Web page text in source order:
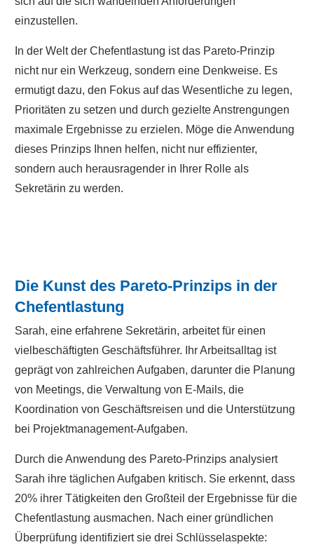
einzustellen.
In der Welt der Chefentlastung ist das Pareto-Prinzip
nicht nur ein Werkzeug, sondern eine Denkweise. Es
ermutigt dazu, den Fokus auf das Wesentliche zu legen,
Prioritäten zu setzen und durch gezielte Anstrengungen
maximale Ergebnisse zu erzielen. Möge die Anwendung
dieses Prinzips Ihnen helfen, nicht nur effizienter,
sondern auch herausragender in Ihrer Rolle als
Sekretärin zu werden.
Die Kunst des Pareto-Prinzips in der
Chefentlastung
Sarah, eine erfahrene Sekretärin, arbeitet für einen
vielbeschäftigten Geschäftsführer. Ihr Arbeitsalltag ist
geprägt von zahlreichen Aufgaben, darunter die Planung
von Meetings, die Verwaltung von E-Mails, die
Koordination von Geschäftsreisen und die Unterstützung
bei Projektmanagement-Aufgaben.
Durch die Anwendung des Pareto-Prinzips analysiert
Sarah ihre täglichen Aufgaben kritisch. Sie erkennt, dass
20% ihrer Tätigkeiten den Großteil der Ergebnisse für die
Chefentlastung ausmachen. Nach einer gründlichen
Überprüfung identifiziert sie drei Schlüsselaspekte: